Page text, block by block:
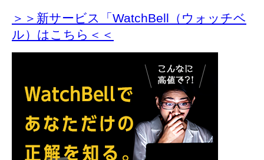
＞＞新サービス「WatchBell（ウォッチベ
ル）はこちら＜＜